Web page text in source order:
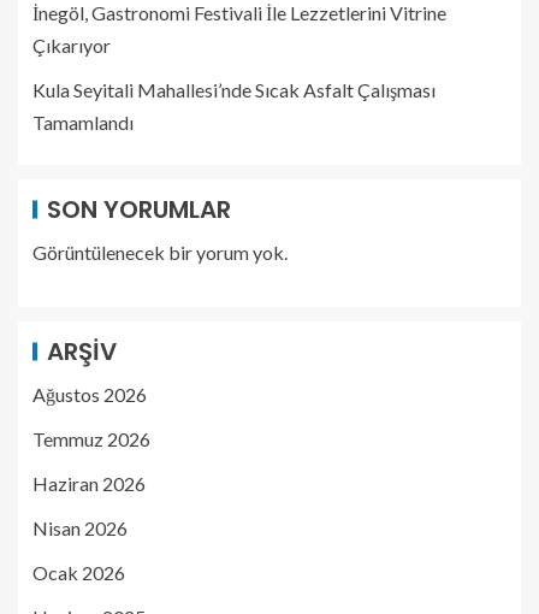
İnegöl, Gastronomi Festivali İle Lezzetlerini Vitrine
Çıkarıyor
Kula Seyitali Mahallesi’nde Sıcak Asfalt Çalışması
Tamamlandı
SON YORUMLAR
Görüntülenecek bir yorum yok.
ARŞIV
Ağustos 2026
Temmuz 2026
Haziran 2026
Nisan 2026
Ocak 2026